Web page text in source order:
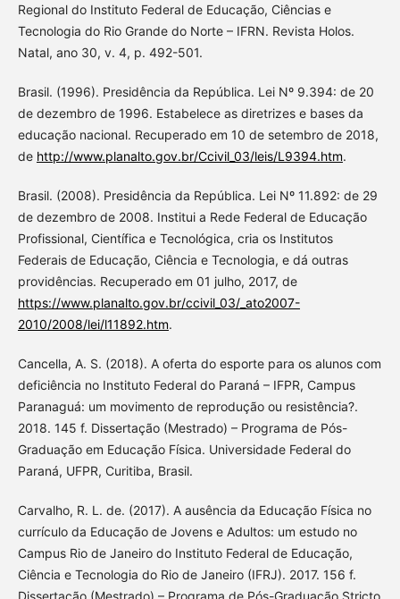
Regional do Instituto Federal de Educação, Ciências e
Tecnologia do Rio Grande do Norte – IFRN. Revista Holos.
Natal, ano 30, v. 4, p. 492-501.
Brasil. (1996). Presidência da República. Lei Nº 9.394: de 20
de dezembro de 1996. Estabelece as diretrizes e bases da
educação nacional. Recuperado em 10 de setembro de 2018,
de http://www.planalto.gov.br/Ccivil_03/leis/L9394.htm.
Brasil. (2008). Presidência da República. Lei Nº 11.892: de 29
de dezembro de 2008. Institui a Rede Federal de Educação
Profissional, Científica e Tecnológica, cria os Institutos
Federais de Educação, Ciência e Tecnologia, e dá outras
providências. Recuperado em 01 julho, 2017, de
https://www.planalto.gov.br/ccivil_03/_ato2007-
2010/2008/lei/l11892.htm.
Cancella, A. S. (2018). A oferta do esporte para os alunos com
deficiência no Instituto Federal do Paraná – IFPR, Campus
Paranaguá: um movimento de reprodução ou resistência?.
2018. 145 f. Dissertação (Mestrado) – Programa de Pós-
Graduação em Educação Física. Universidade Federal do
Paraná, UFPR, Curitiba, Brasil.
Carvalho, R. L. de. (2017). A ausência da Educação Física no
currículo da Educação de Jovens e Adultos: um estudo no
Campus Rio de Janeiro do Instituto Federal de Educação,
Ciência e Tecnologia do Rio de Janeiro (IFRJ). 2017. 156 f.
Dissertação (Mestrado) – Programa de Pós-Graduação Stricto